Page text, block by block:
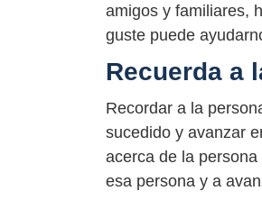
amigos y familiares,
guste puede
Recuerda a
Recordar a la
sucedido y avanzar
acerca de la
esa persona y a